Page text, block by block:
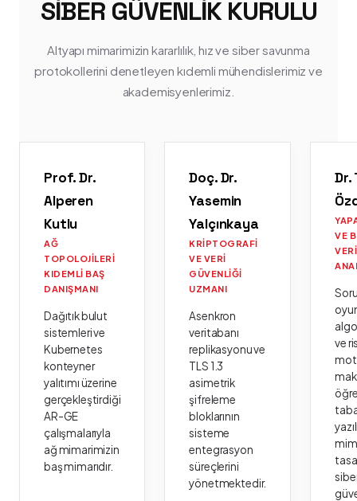
SIBER GÜVENLIK KURULU
Altyapı mimarimizin kararlılık, hız ve siber savunma
protokollerini denetleyen kıdemli mühendislerimiz ve
akademisyenlerimiz.
Prof. Dr.
Alperen
Kutlu
AĞ
TOPOLOJILERI
KIDEMLI BAŞ
DANIŞMANI
Dağıtık bulut
sistemleri ve
Kubernetes
konteyner
yalıtımı üzerine
gerçekleştirdiği
AR-GE
çalışmalarıyla
ağ mimarimizin
baş mimarıdır.
Doç. Dr.
Yasemin
Yalçınkaya
KRIPTOGRAFI
VE VERI
GÜVENLIĞI
UZMANI
Asenkron
veritabanı
replikasyonu ve
TLS 1.3
asimetrik
şifreleme
bloklarının
sisteme
entegrasyon
süreçlerini
yönetmektedir.
Dr.
VE
VERI
ve